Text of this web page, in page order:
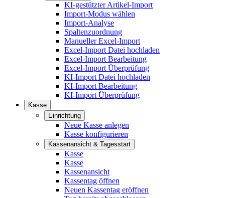
KI-gestützter Artikel-Import
Import-Modus wählen
Import-Analyse
Spaltenzuordnung
Manueller Excel-Import
Excel-Import Datei hochladen
Excel-Import Bearbeitung
Excel-Import Überprüfung
KI-Import Datei hochladen
KI-Import Bearbeitung
KI-Import Überprüfung
Kasse
Einrichtung
Neue Kasse anlegen
Kasse konfigurieren
Kassenansicht & Tagesstart
Kasse
Kasse
Kassenansicht
Kassentag öffnen
Neuen Kassentag eröffnen